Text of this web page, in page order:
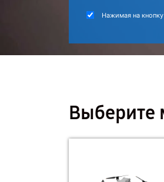
Нажимая на
Выберите